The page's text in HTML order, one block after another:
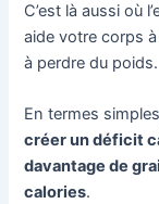
C’est là aussi où
aide votre corps
à perdre du poids.
En termes
créer un déficit
davantage de
calories.